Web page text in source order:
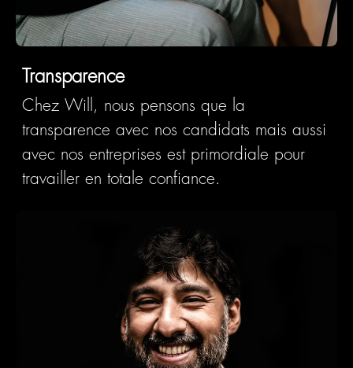
Transparence
Chez Will, nous pensons que la
transparence avec nos candidats mais aussi
avec nos entreprises est primordiale pour
travailler en totale confiance.